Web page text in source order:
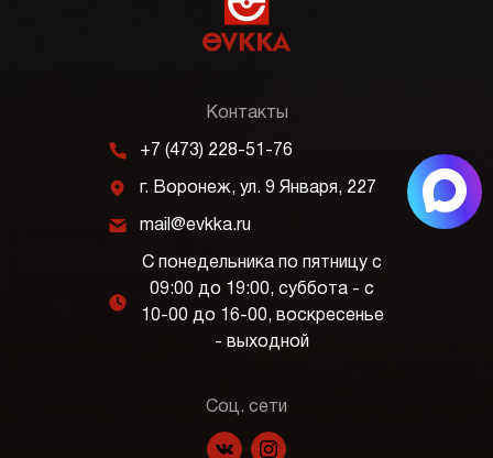
Контакты
m +7 (473) 228-51-76
j г. Воронеж, ул. 9 Января, 227
k mail@evkka.ru
l
С понедельника по пятницу с
09:00 до 19:00, суббота - с
10-00 до 16-00, воскресенье
- выходной
Соц. сети
f p